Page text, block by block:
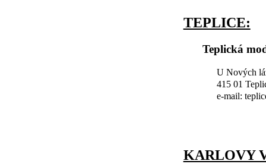
TEPLICE:
Teplická
U Nových
415 01
e-mail:
KARLOVY